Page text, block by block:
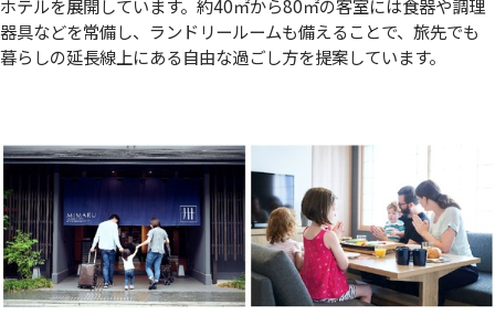
ホテルを展開しています。約40㎡から80㎡の客室には食器や調理
器具などを常備し、ランドリールームも備えることで、旅先でも
暮らしの延長線上にある自由な過ごし方を提案しています。